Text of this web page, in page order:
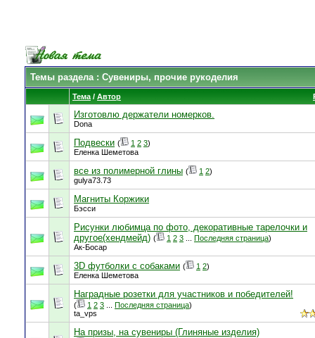
Темы раздела: Сувениры, прочие рукоделия
Тема / Автор
Изготовлю держатели номерков.
Dona
Подвески ( 1 2 3)
Еленка Шеметова
все из полимерной глины ( 1 2)
gulya73.73
Магниты Коржики
Бэсси
Рисунки любимца по фото, декоративные тарелочки и
другое(хендмейд) ( 1 2 3 Последняя страница)
Ак-Босар
3D футболки с собаками ( 1 2)
Еленка Шеметова
Наградные розетки для участников и победителей!
( 1 2 3 Последняя страница)
ta_vps
На призы, на сувениры (Глиняные изделия)